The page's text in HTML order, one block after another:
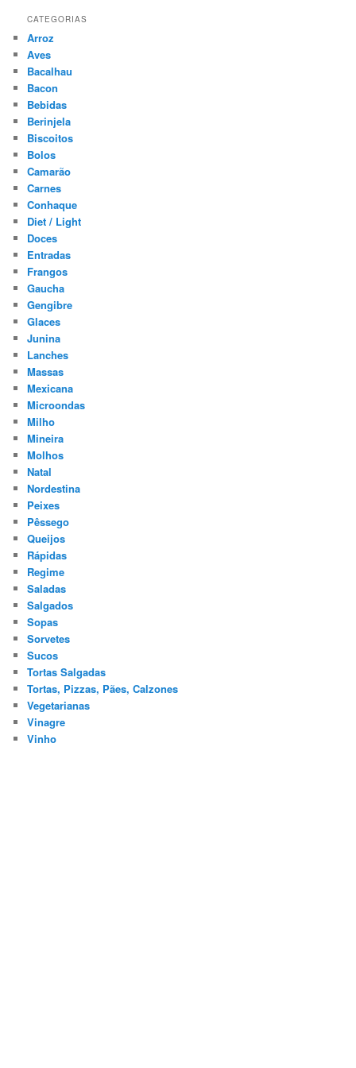
CATEGORIAS
Arroz
Aves
Bacalhau
Bacon
Bebidas
Berinjela
Biscoitos
Bolos
Camarão
Carnes
Conhaque
Diet / Light
Doces
Entradas
Frangos
Gaucha
Gengibre
Glaces
Junina
Lanches
Massas
Mexicana
Microondas
Milho
Mineira
Molhos
Natal
Nordestina
Peixes
Pêssego
Queijos
Rápidas
Regime
Saladas
Salgados
Sopas
Sorvetes
Sucos
Tortas Salgadas
Tortas, Pizzas, Pães, Calzones
Vegetarianas
Vinagre
Vinho